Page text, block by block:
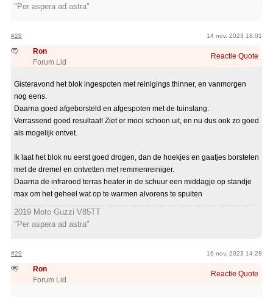
"Per aspera ad astra"
#28 14 nov. 2023 18:01
Ron
Forum Lid
Reactie Quote
Gisteravond het blok ingespoten met reinigings thinner, en vanmorgen
nog eens.
Daarna goed afgeborsteld en afgespoten met de tuinslang.
Verrassend goed resultaat! Ziet er mooi schoon uit, en nu dus ook zo goed
als mogelijk ontvet.
Ik laat het blok nu eerst goed drogen, dan de hoekjes en gaatjes borstelen
met de dremel en ontvetten met remmenreiniger.
Daarna de infrarood terras heater in de schuur een middagje op standje
max om het geheel wat op te warmen alvorens te spuiten
2019 Moto Guzzi V85TT
"Per aspera ad astra"
#29 16 nov. 2023 14:28
Ron
Forum Lid
Reactie Quote